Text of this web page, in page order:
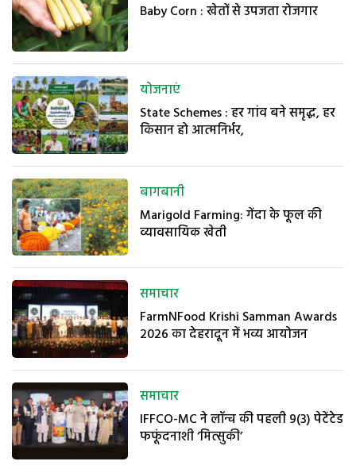
Baby Corn : खेतों से उपजता रोजगार
योजनाएं
State Schemes : हर गांव बने समृद्ध, हर
किसान हो आत्मनिर्भर,
बागबानी
Marigold Farming: गेंदा के फूल की
व्यावसायिक खेती
समाचार
FarmNFood Krishi Samman Awards
2026 का देहरादून में भव्य आयोजन
समाचार
IFFCO-MC ने लॉन्च की पहली 9(3) पेटेंटेड
फफूंदनाशी ‘मित्सुकी’